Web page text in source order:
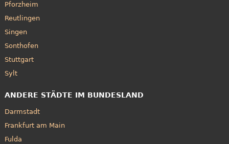
Pforzheim
Reutlingen
Singen
Sonthofen
Stuttgart
Sylt
ANDERE STÄDTE IM BUNDESLAND
Darmstadt
Frankfurt am Main
Fulda